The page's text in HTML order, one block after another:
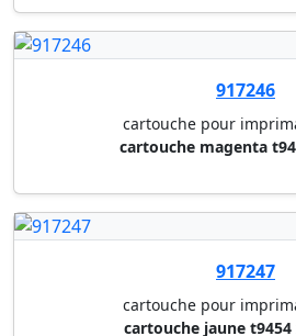
cartouche cyan 603xl
cartouche pour
917737
cartouche pour
cartouche jaune 603xl